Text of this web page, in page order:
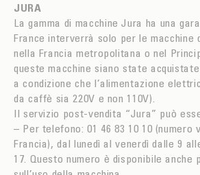
JURA
La gamma di macchine Jura ha una
France interverrà solo per le macchine
nella Francia metropolitana o nel
queste macchine siano state
a condizione che l’alimentazione
da caffè sia 220V e non 110V).
Il servizio post-vendita “Jura” può
– Per telefono: 01 46 83 10 10 (numero
Francia), dal lunedì al venerdì dalle 9
17. Questo numero è disponibile anche